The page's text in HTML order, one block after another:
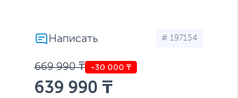
# 197154
669 990 ₸
639 990 ₸